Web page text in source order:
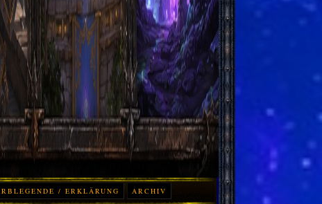
/ ERKLÄRUNG ARCHIV